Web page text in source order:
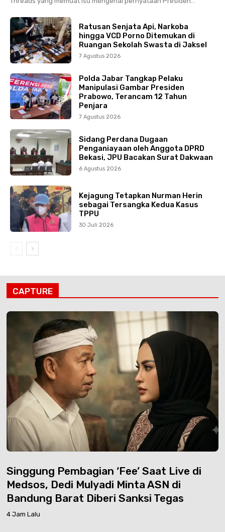
Ratusan Senjata Api, Narkoba
hingga VCD Porno Ditemukan di
Ruangan Sekolah Swasta di Jaksel
7 Agustus 2026
Polda Jabar Tangkap Pelaku
Manipulasi Gambar Presiden
Prabowo, Terancam 12 Tahun
Penjara
7 Agustus 2026
Sidang Perdana Dugaan
Penganiayaan oleh Anggota DPRD
Bekasi, JPU Bacakan Surat Dakwaan
6 Agustus 2026
Kejagung Tetapkan Nurman Herin
sebagai Tersangka Kedua Kasus
TPPU
30 Juli 2026
CAPTURE
Singgung Pembagian ‘Fee’ Saat Live di
Medsos, Dedi Mulyadi Minta ASN di
Bandung Barat Diberi Sanksi Tegas
4 Jam Lalu